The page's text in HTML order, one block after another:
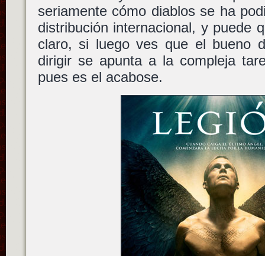
seriamente cómo diablos se ha
distribución internacional, y puede
claro, si luego ves que el bueno
dirigir se apunta a la compleja
pues es el acabose.